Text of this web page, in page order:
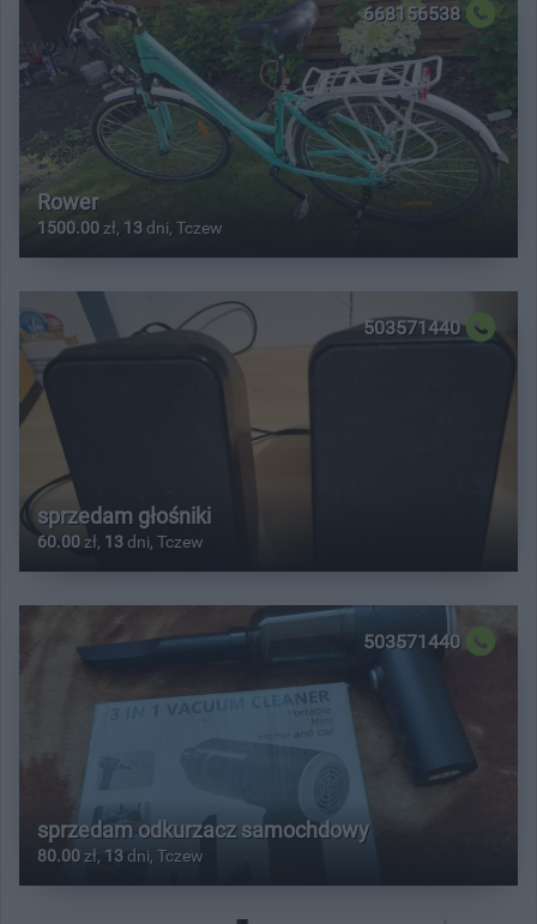
668156538
Rower
1500.00 zł, 13 dni, Tczew
503571440
sprzedam głośniki
60.00 zł, 13 dni, Tczew
503571440
sprzedam odkurzacz samochdowy
80.00 zł, 13 dni, Tczew